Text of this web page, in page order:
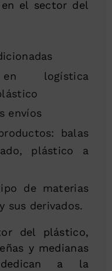
en el sector del
en logística
envíos
balas
plástico a
de materias
sus derivados.
del plástico,
y medianas
a la